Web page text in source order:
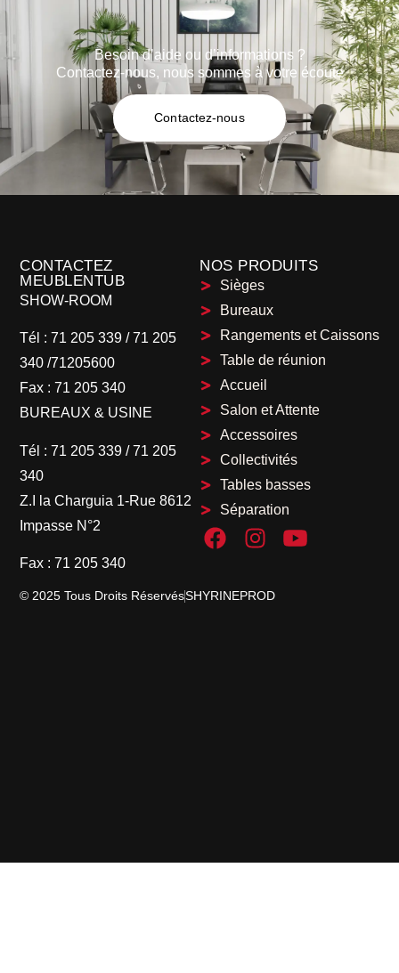
Besoin d’aide ou d’informations ?
Contactez-nous, nous sommes à votre écoute
Contactez-nous
CONTACTEZ
MEUBLENTUB
SHOW-ROOM
Tél : 71 205 339 /71 205
340 /71205600
Fax : 71 205 340
BUREAUX & USINE
Tél : 71 205 339 /71 205
340
Z.I la Charguia 1-Rue 8612
Impasse N°2
Fax : 71 205 340
NOS PRODUITS
Sièges
Bureaux
Rangements et Caissons
Table de réunion
Accueil
Salon et Attente
Accessoires
Collectivités
Tables basses
Séparation
© 2025 Tous Droits RéservésSHYRINEPROD